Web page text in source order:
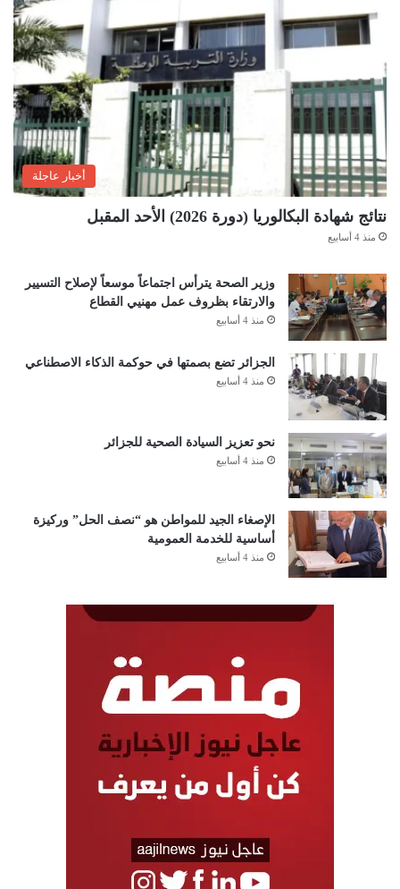
أخبار عاجلة
نتائج شهادة البكالوريا (دورة 2026) الأحد المقبل
منذ 4 أسابيع
وزير الصحة يترأس اجتماعاً موسعاً لإصلاح التسيير
والارتقاء بظروف عمل مهنيي القطاع
منذ 4 أسابيع
الجزائر تضع بصمتها في حوكمة الذكاء الاصطناعي
منذ 4 أسابيع
نحو تعزيز السيادة الصحية للجزائر
منذ 4 أسابيع
الإصغاء الجيد للمواطن هو “نصف الحل” وركيزة
أساسية للخدمة العمومية
منذ 4 أسابيع